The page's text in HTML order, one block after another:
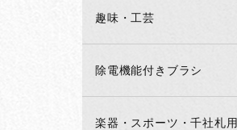
趣味・工芸
除電機能付きブラシ
楽器・スポーツ・千社札用